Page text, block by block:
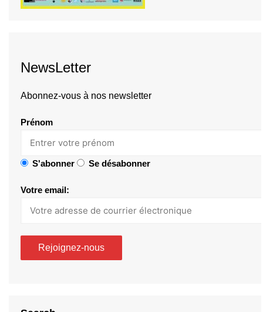
NewsLetter
Abonnez-vous à nos newsletter
Prénom
S'abonner Se désabonner
Votre email: